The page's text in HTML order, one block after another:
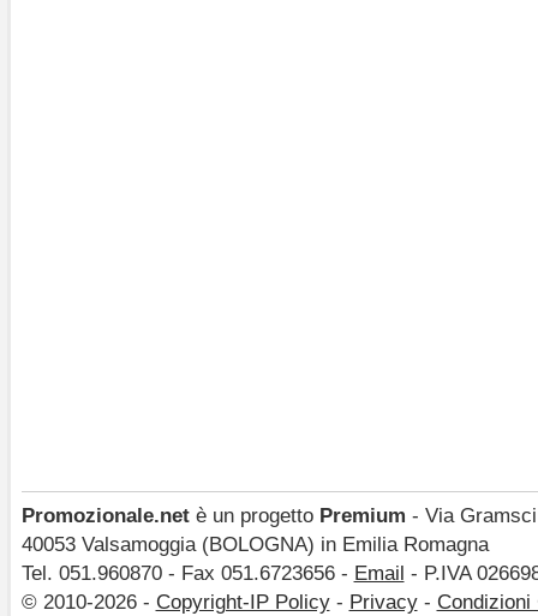
Promozionale.netè un progetto Premium - Via
40053 Valsamoggia (BOLOGNA) in Emilia Romagna
Tel. 051.960870 - Fax 051.6723656 - Email - P.IVA
© 2010-2026 - Copyright-IP Policy- Privacy- Condizioni